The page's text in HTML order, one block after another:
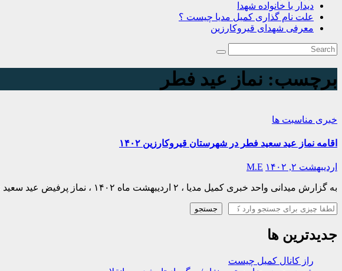
دیدار با خانواده شهدا
علت نام گذاری کمیل مدیا چیست ؟
معرفی شهدای قیروکارزین
برچسب: نماز عید فطر
خبری مناسبت ها
اقامه نماز عید سعید فطر در شهرستان قیروکارزین ۱۴۰۲
اردیبهشت ۲, ۱۴۰۲ M.E
به گزارش میدانی واحد خبری کمیل مدیا ، ۲ اردیبهشت ماه ۱۴۰۲ ، نماز پرفیض عید سعید فطر در شهرستان قیروکارزین ، شهر قیر واقع در بلوار امام حسین (ع)…
جستجو
جستجو
جدیدترین ها
راز کانال کمیل چیست